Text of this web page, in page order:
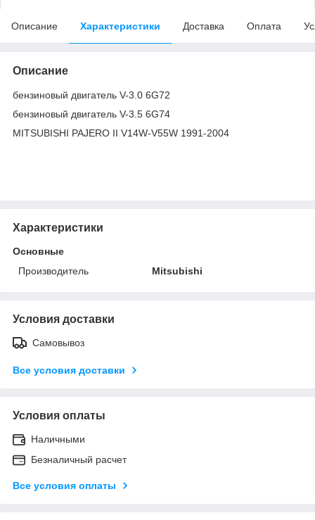
Описание Характеристики Доставка Оплата
Описание
бензиновый двигатель V-3.0 6G72
бензиновый двигатель V-3.5 6G74
MITSUBISHI PAJERO II V14W-V55W 1991-2004
Характеристики
Основные
Производитель
Mitsubishi
Условия доставки
Самовывоз
Все условия доставки
Условия оплаты
Наличными
Безналичный расчет
Все условия оплаты